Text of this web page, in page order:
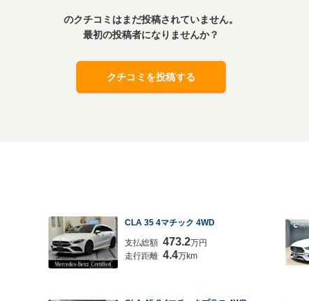
のクチコミはまだ投稿されていません。
最初の投稿者になりませんか？
クチコミを投稿する
CLA 35 4マチック 4WD
支払総額 473.2万円
走行距離 4.4万km